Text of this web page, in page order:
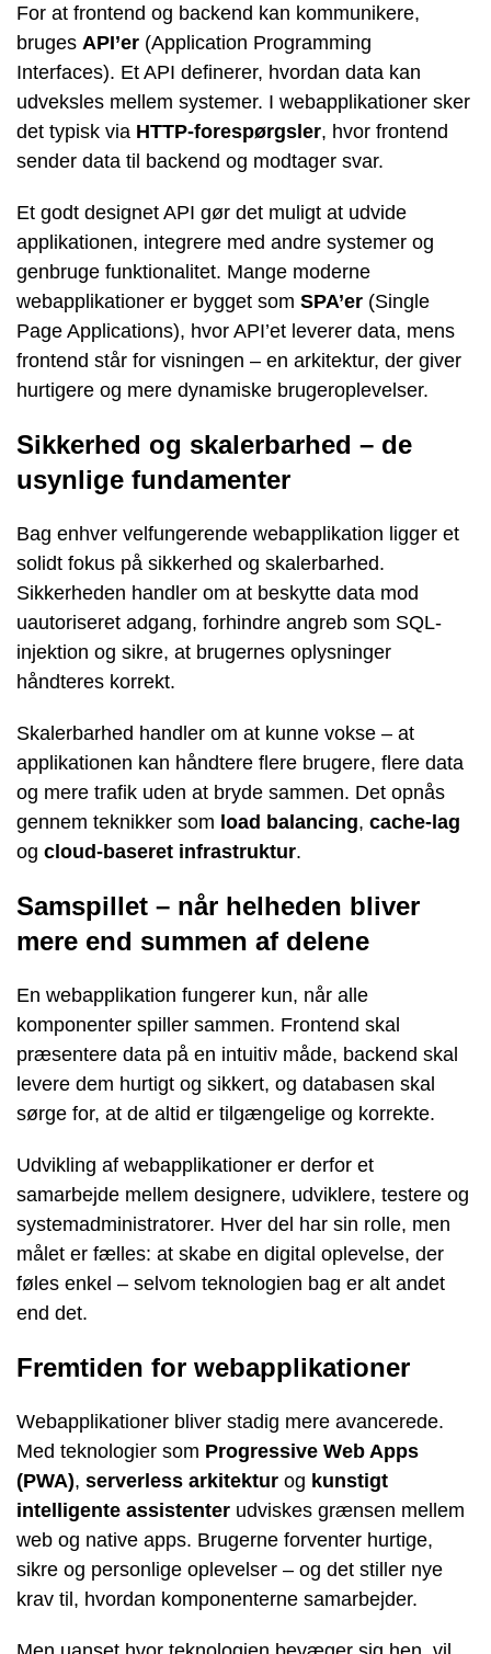
For at frontend og backend kan kommunikere,
bruges API’er (Application Programming
Interfaces). Et API definerer, hvordan data kan
udveksles mellem systemer. I webapplikationer sker
det typisk via HTTP-forespørgsler, hvor frontend
sender data til backend og modtager svar.
Et godt designet API gør det muligt at udvide
applikationen, integrere med andre systemer og
genbruge funktionalitet. Mange moderne
webapplikationer er bygget som SPA’er (Single
Page Applications), hvor API’et leverer data, mens
frontend står for visningen – en arkitektur, der giver
hurtigere og mere dynamiske brugeroplevelser.
Sikkerhed og skalerbarhed – de
usynlige fundamenter
Bag enhver velfungerende webapplikation ligger et
solidt fokus på sikkerhed og skalerbarhed.
Sikkerheden handler om at beskytte data mod
uautoriseret adgang, forhindre angreb som SQL-
injektion og sikre, at brugernes oplysninger
håndteres korrekt.
Skalerbarhed handler om at kunne vokse – at
applikationen kan håndtere flere brugere, flere data
og mere trafik uden at bryde sammen. Det opnås
gennem teknikker som load balancing, cache-lag
og cloud-baseret infrastruktur.
Samspillet – når helheden bliver
mere end summen af delene
En webapplikation fungerer kun, når alle
komponenter spiller sammen. Frontend skal
præsentere data på en intuitiv måde, backend skal
levere dem hurtigt og sikkert, og databasen skal
sørge for, at de altid er tilgængelige og korrekte.
Udvikling af webapplikationer er derfor et
samarbejde mellem designere, udviklere, testere og
systemadministratorer. Hver del har sin rolle, men
målet er fælles: at skabe en digital oplevelse, der
føles enkel – selvom teknologien bag er alt andet
end det.
Fremtiden for webapplikationer
Webapplikationer bliver stadig mere avancerede.
Med teknologier som Progressive Web Apps
(PWA), serverless arkitektur og kunstigt
intelligente assistenter udviskes grænsen mellem
web og native apps. Brugerne forventer hurtige,
sikre og personlige oplevelser – og det stiller nye
krav til, hvordan komponenterne samarbejder.